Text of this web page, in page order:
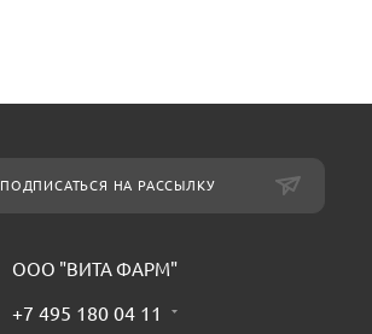
ПОДПИСАТЬСЯ НА РАССЫЛКУ
ООО "ВИТА ФАРМ"
+7 495 180 04 11